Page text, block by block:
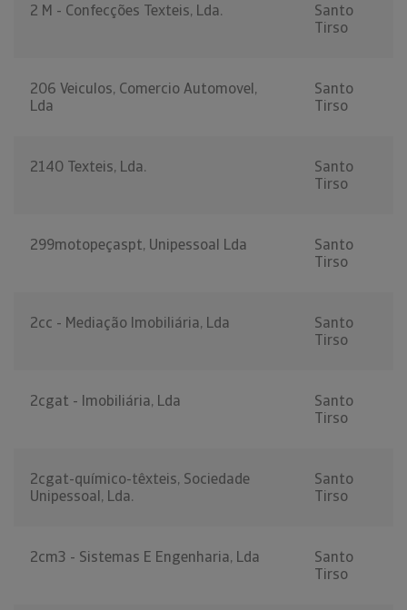
2 M - Confecções Texteis, Lda.
Santo
Tirso
206 Veiculos, Comercio Automovel,
Lda
Santo
Tirso
2140 Texteis, Lda.
Santo
Tirso
299motopeçaspt, Unipessoal Lda
Santo
Tirso
2cc - Mediação Imobiliária, Lda
Santo
Tirso
2cgat - Imobiliária, Lda
Santo
Tirso
2cgat-químico-têxteis, Sociedade
Unipessoal, Lda.
Santo
Tirso
2cm3 - Sistemas E Engenharia, Lda
Santo
Tirso